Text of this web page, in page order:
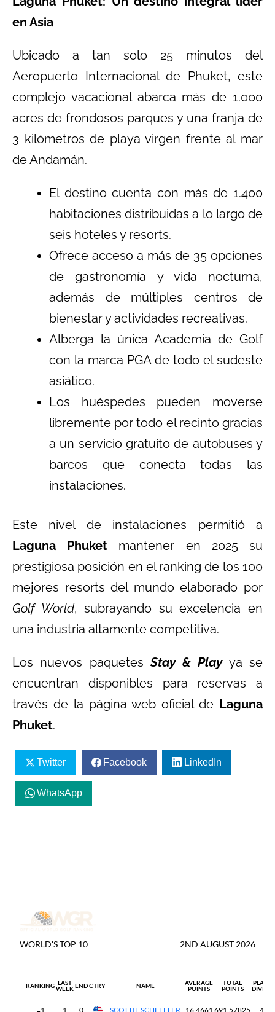
en Asia
Ubicado a tan solo 25 minutos del
Aeropuerto Internacional de Phuket, este
complejo vacacional abarca más de 1.000
acres de frondosos parques y una franja de
3 kilómetros de playa virgen frente al mar
de Andamán.
El destino cuenta con más de 1.400
habitaciones distribuidas a lo largo de
seis hoteles y resorts.
Ofrece acceso a más de 35 opciones
de gastronomía y vida nocturna,
además de múltiples centros de
bienestar y actividades recreativas.
Alberga la única Academia de Golf
con la marca PGA de todo el sudeste
asiático.
Los huéspedes pueden moverse
libremente por todo el recinto gracias
a un servicio gratuito de autobuses y
barcos que conecta todas las
instalaciones.
Este nivel de instalaciones permitió a
Laguna Phuket mantener en 2025 su
prestigiosa posición en el ranking de los 100
mejores resorts del mundo elaborado por
Golf World, subrayando su excelencia en
una industria altamente competitiva.
Los nuevos paquetesStay & Playya se
encuentran disponibles para reservas a
través de la página web oficial de Laguna
Phuket.
Twitter Facebook LinkedIn
WhatsApp